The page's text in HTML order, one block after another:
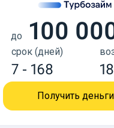
до 100
срок (дней)
7 - 168
Получить деньги